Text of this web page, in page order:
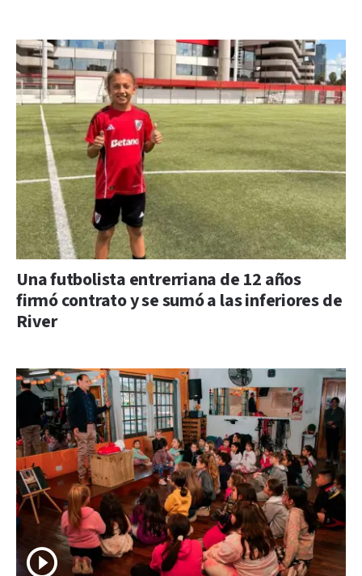
Una futbolista entrerriana de 12 años
firmó contrato y se sumó a las inferiores de
River